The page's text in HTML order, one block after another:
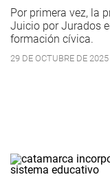
Por primera vez, la
Juicio por Jurados
formación cívica.
29 DE OCTUBRE DE